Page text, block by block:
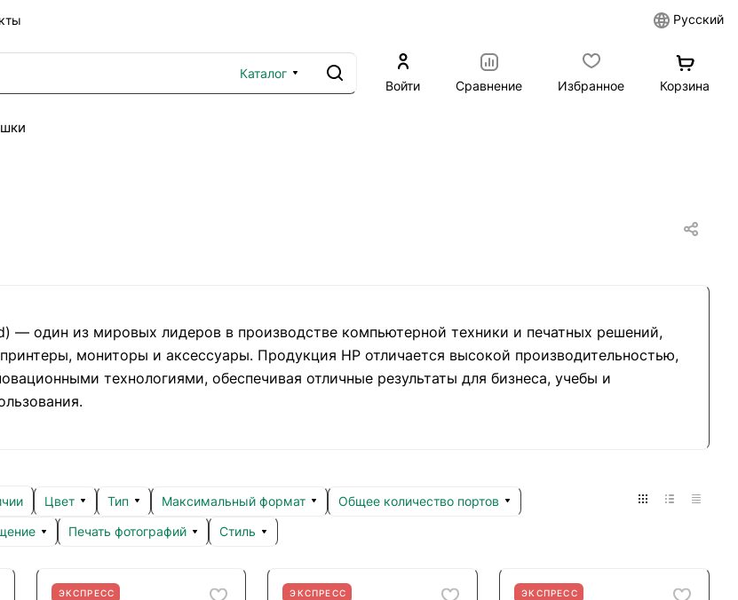
Русский
Каталог
Войти
Сравнение Избранное Корзина
— один из мировых лидеров в производстве компьютерной техники и печатных решений,
мониторы и аксессуары. Продукция HP отличается высокой производительностью,
технологиями, обеспечивая отличные результаты для бизнеса, учебы и
Цвет Тип Максимальный формат Общее количество портов
Печать фотографий Стиль
ЭКСПРЕСС ЭКСПРЕСС ЭКСПРЕСС